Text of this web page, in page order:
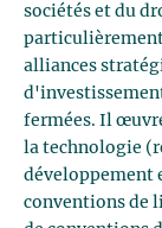
sociétés et du
alliances
fermées. Il
la technologie
développement
conventions de